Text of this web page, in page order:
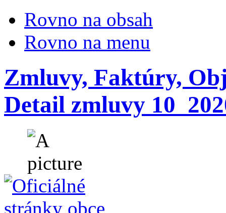
Rovno na obsah
Rovno na menu
Zmluvy, Faktúry,
Detail zmluvy